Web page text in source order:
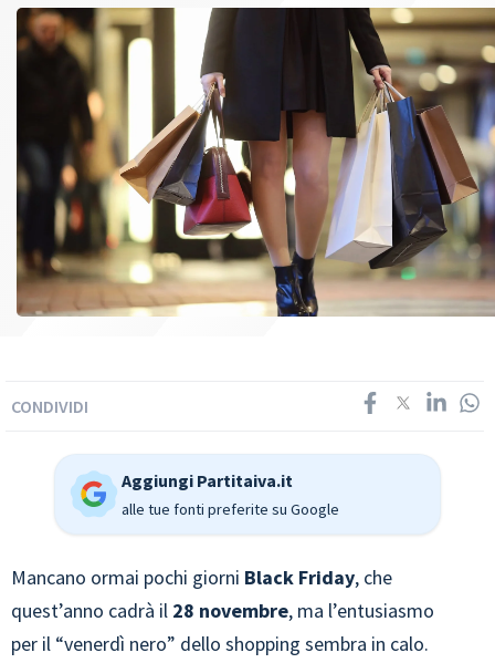
CONDIVIDI
Aggiungi Partitaiva.it
alle tue fonti preferite su Google
Mancano ormai pochi giorni Black Friday, che
quest’anno cadrà il 28 novembre, ma l’entusiasmo
per il “venerdì nero” dello shopping sembra in calo.